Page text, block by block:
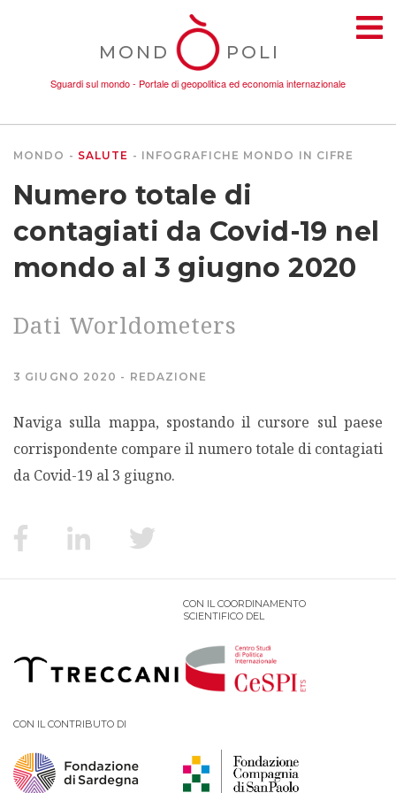
MOND POLI
Sguardi sul mondo - Portale di geopolitica ed economia internazionale
AMBIENTE
CONFLITTI
DONNE
ECONOMIA
MIGRAZIONI
POVERTÀ
SALUTE
SGUARDI E VOCI
NAVIGANDO IN RETE
MONDO SALUTE INFOGRAFICHE MONDO IN CIFRE
Numero totale di
contagiati da Covid-19 nel
mondo al 3 giugno 2020
Dati Worldometers
3 GIUGNO 2020 REDAZIONE
Naviga sulla mappa, spostando il cursore sul paese
corrispondente compare il numero totale di contagiati
da Covid-19 al 3 giugno.
CON IL COORDINAMENTO
SCIENTIFICO DEL
CON IL CONTRIBUTO DI